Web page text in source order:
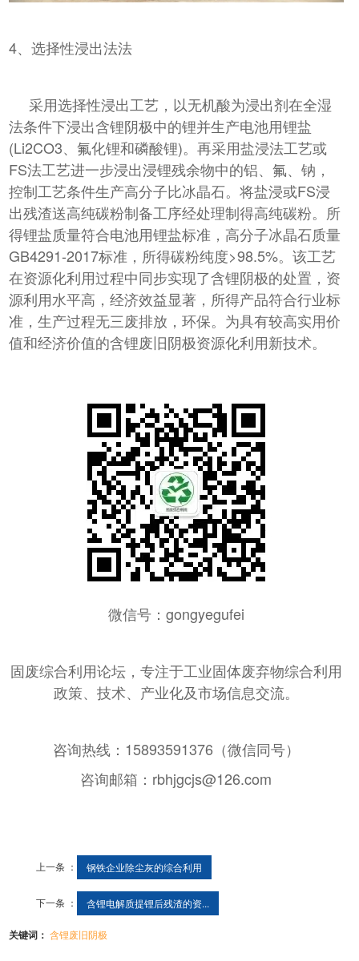
4、选择性浸出法法
采用选择性浸出工艺，以无机酸为浸出剂在全湿
法条件下浸出含锂阴极中的锂并生产电池用锂盐
(Li2CO3、氟化锂和磷酸锂)。再采用盐浸法工艺或
FS法工艺进一步浸出浸锂残余物中的铝、氟、钠，
控制工艺条件生产高分子比冰晶石。将盐浸或FS浸
出残渣送高纯碳粉制备工序经处理制得高纯碳粉。所
得锂盐质量符合电池用锂盐标准，高分子冰晶石质量
GB4291-2017标准，所得碳粉纯度>98.5%。该工艺
在资源化利用过程中同步实现了含锂阴极的处置，资
源利用水平高，经济效益显著，所得产品符合行业标
准，生产过程无三废排放，环保。为具有较高实用价
值和经济价值的含锂废旧阴极资源化利用新技术。
微信号：gongyegufei
固废综合利用论坛，专注于工业固体废弃物综合利用
政策、技术、产业化及市场信息交流。
咨询热线：15893591376（微信同号）
咨询邮箱：rbhjgcjs@126.com
上一条 ： 钢铁企业除尘灰的综合利用
下一条 ： 含锂电解质提锂后残渣的资...
关键词： 含锂废旧阴极